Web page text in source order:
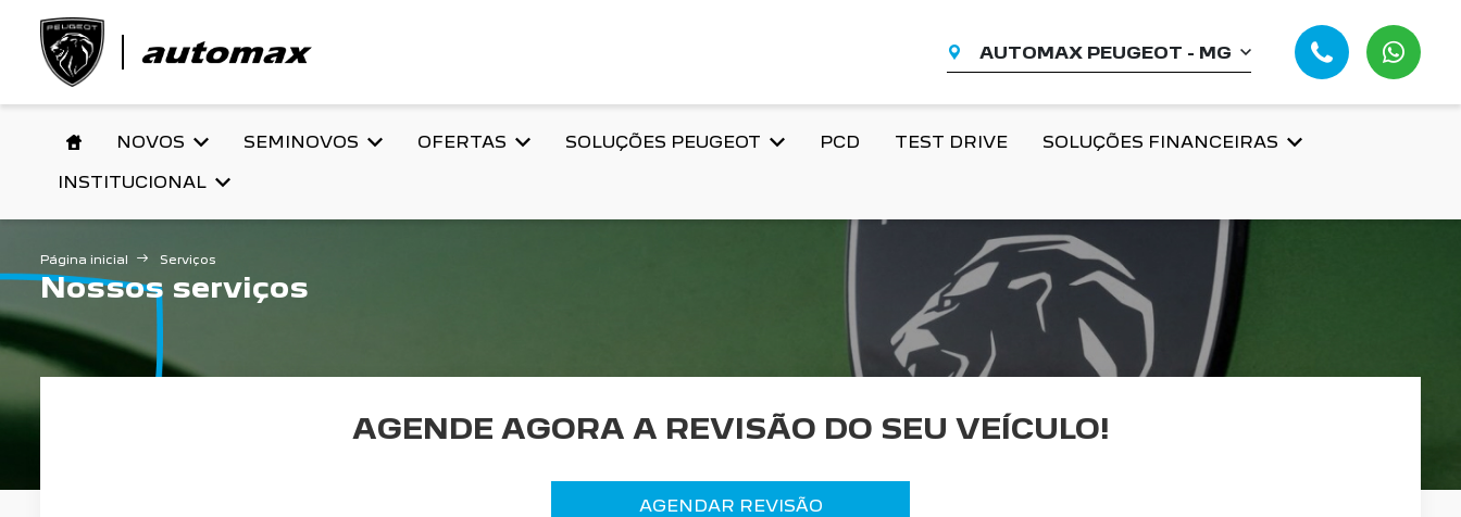
AUTOMAX PEUGEOT - MG
NOVOS SEMINOVOS OFERTAS SOLUÇÕES PEUGEOT PCD TEST DRIVE
SOLUÇÕES FINANCEIRAS
INSTITUCIONAL
Página inicial Serviços
Nossos serviços
AGENDE AGORA A REVISÃO DO SEU VEÍCULO!
AGENDAR REVISÃO